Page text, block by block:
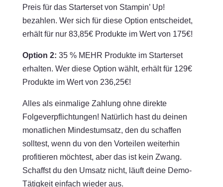
Preis für das Starterset von Stampin’ Up!
bezahlen. Wer sich für diese Option entscheidet,
erhält für nur 83,85€ Produkte im Wert von 175€!
Option 2: 35 % MEHR Produkte im Starterset
erhalten. Wer diese Option wählt, erhält für 129€
Produkte im Wert von 236,25€!
Alles als einmalige Zahlung ohne direkte
Folgeverpflichtungen! Natürlich hast du deinen
monatlichen Mindestumsatz, den du schaffen
solltest, wenn du von den Vorteilen weiterhin
profitieren möchtest, aber das ist kein Zwang.
Schaffst du den Umsatz nicht, läuft deine Demo-
Tätigkeit einfach wieder aus.